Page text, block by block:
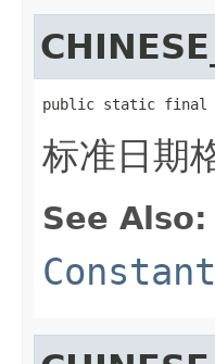
public static final
标准日期
See Also: